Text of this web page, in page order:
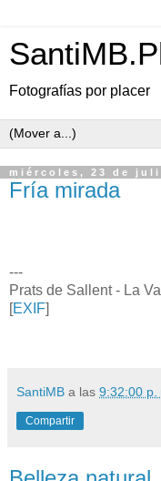
Fotografías por placer
miércoles, 23 de
Fría mirada
---
Prats de Sallent - La
[EXIF]
SantiMB a las 9:32:00 p.
Compartir